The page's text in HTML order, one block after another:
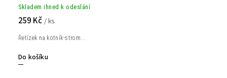
Skladem ihned k odeslání
259 Kč / ks
Do košíku
Řetízek na kotník-strom...